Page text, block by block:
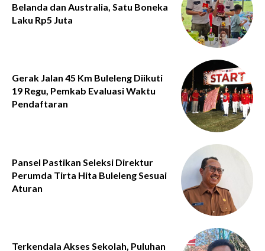
Belanda dan Australia, Satu Boneka
Laku Rp5 Juta
Gerak Jalan 45 Km Buleleng Diikuti
19 Regu, Pemkab Evaluasi Waktu
Pendaftaran
Pansel Pastikan Seleksi Direktur
Perumda Tirta Hita Buleleng Sesuai
Aturan
Terkendala Akses Sekolah, Puluhan